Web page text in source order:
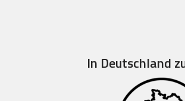
In Deutschland